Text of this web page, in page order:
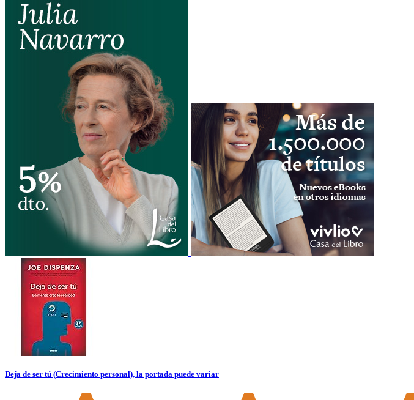
Deja de ser tú (Crecimiento personal), la portada puede variar